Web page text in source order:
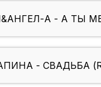
А - А ТЫ
- СВАДЬБА